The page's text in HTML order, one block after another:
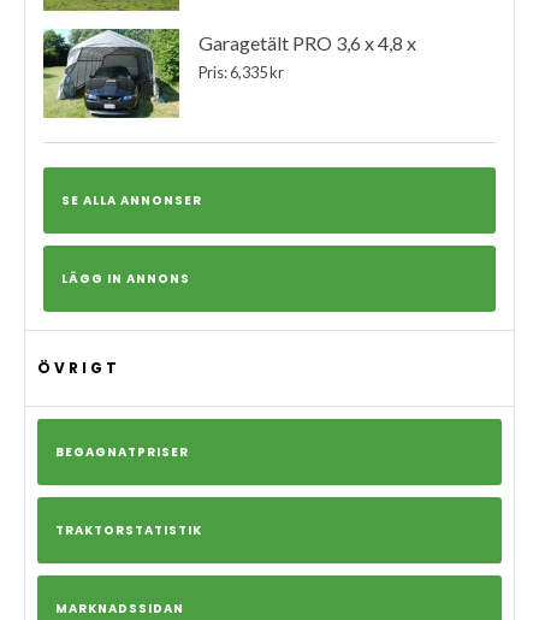
Garagetält PRO 3,6 x 4,8 x
Pris: 6,335 kr
SE ALLA ANNONSER
LÄGG IN ANNONS
ÖVRIGT
BEGAGNATPRISER
TRAKTORSTATISTIK
MARKNADSSIDAN